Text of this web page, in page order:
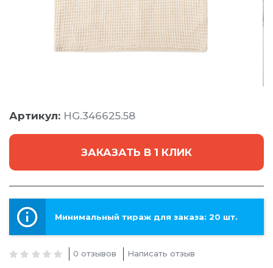
Артикул: HG.346625.58
ЗАКАЗАТЬ В 1 КЛИК
Минимальный тираж для заказа: 20 шт.
0 отзывов Написать отзыв